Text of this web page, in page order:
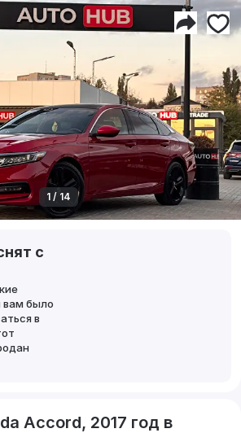
1 / 14
с
вам было
в
Accord, 2017 год в